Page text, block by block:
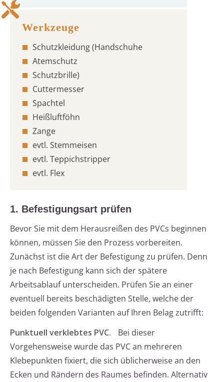
Schutzkleidung (Handschuhe
Atemschutz
Schutzbrille)
Cuttermesser
Spachtel
Heißluftföhn
Zange
evtl. Stemmeisen
evtl. Teppichstripper
evtl. Flex
1. Befestigungsart prüfen
Bevor Sie mit dem Herausreißen des PVCs beginnen
können, müssen Sie den Prozess vorbereiten.
Zunächst ist die Art der Befestigung zu prüfen. Denn
je nach Befestigung kann sich der spätere
Arbeitsablauf unterscheiden. Prüfen Sie an einer
eventuell bereits beschädigten Stelle, welche der
beiden folgenden Varianten auf Ihren Belag zutrifft:
Punktuell verklebtes PVC.
Bei dieser
Vorgehensweise wurde das PVC an mehreren
Klebepunkten fixiert, die sich üblicherweise an den
Ecken und Rändern des Raumes befinden. Alternativ